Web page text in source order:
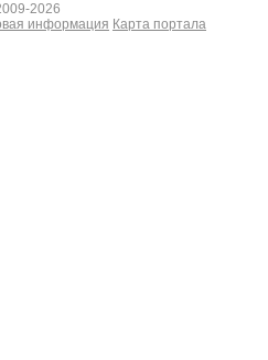
2026
информация Карта портала